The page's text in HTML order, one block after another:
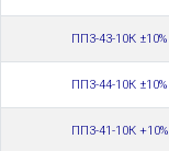
ПП3-43-10К ±10%
ПП3-44-10К ±10%
ПП3-41-10К +10%